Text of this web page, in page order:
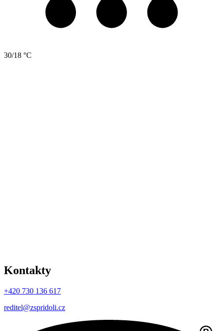
30/18 °C
Kontakty
+420 730 136 617
reditel@zspridoli.cz